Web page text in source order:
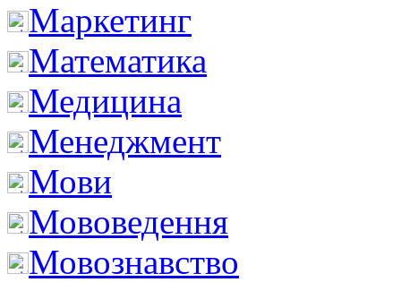
Маркетинг
Математика
Медицина
Менеджмент
Мови
Мововедення
Мовознавство